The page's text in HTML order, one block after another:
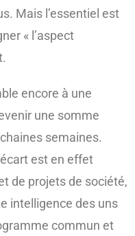
Mais l’essentiel est
« l’aspect
encore à une
une somme
semaines.
est en effet
de projets de société,
intelligence des uns
commun et